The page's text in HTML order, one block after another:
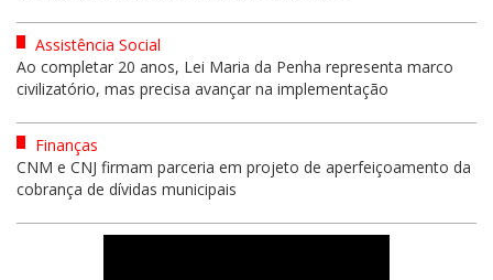
Assistência Social
Ao completar 20 anos, Lei Maria da Penha representa marco
civilizatório, mas precisa avançar na implementação
Finanças
CNM e CNJ firmam parceria em projeto de aperfeiçoamento da
cobrança de dívidas municipais